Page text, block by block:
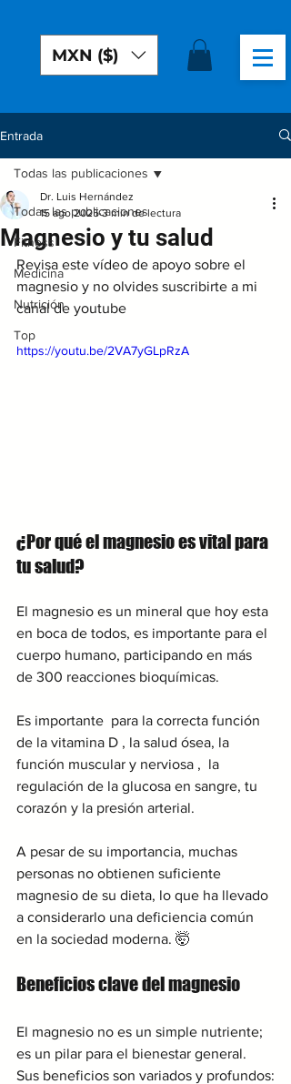
MXN ($)
Entrada
Todas las publicaciones
Fitness
Medicina
Nutrición
Top
Todas las publicaciones
Magnesio y tu salud
Dr. Luis Hernández
15 ago 2025 3 min de lectura
Revisa este vídeo de apoyo sobre el
magnesio y no olvides suscribirte a mi
canal de youtube
https://youtu.be/2VA7yGLpRzA
¿Por qué el magnesio es vital para
tu salud?
El magnesio es un mineral que hoy esta
en boca de todos, es importante para el
cuerpo humano, participando en más
de 300 reacciones bioquímicas.
Es importante  para la correcta función
de la vitamina D , la salud ósea, la
función muscular y nerviosa ,  la
regulación de la glucosa en sangre, tu
corazón y la presión arterial.
A pesar de su importancia, muchas
personas no obtienen suficiente
magnesio de su dieta, lo que ha llevado
a considerarlo una deficiencia común
en la sociedad moderna. 🤯
Beneficios clave del magnesio
El magnesio no es un simple nutriente;
es un pilar para el bienestar general.
Sus beneficios son variados y profundos: